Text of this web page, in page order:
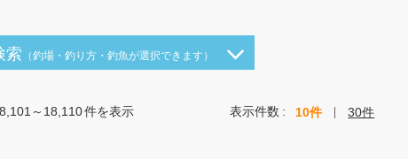
索 （釣場・釣り方・釣魚が選択できます）
～18,110件を表示 表示件数 10件 30件